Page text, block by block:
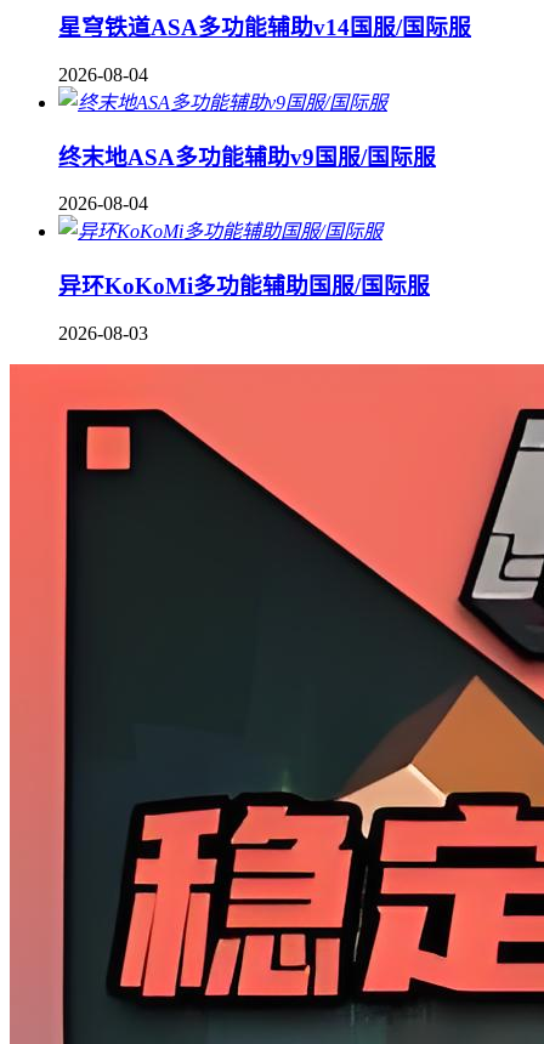
星穹铁道ASA多功能辅助v14国服/国际服
2026-08-04
终末地ASA多功能辅助v9国服/国际服
2026-08-04
异环KoKoMi多功能辅助国服/国际服
2026-08-03